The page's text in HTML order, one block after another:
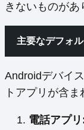
きないものがあ
主要なデフォ
Androidデバイ
トアプリが含
電話アプ